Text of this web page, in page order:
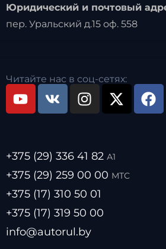
Юридический и почтовый
пер. Уральский д.15 оф. 558
Читайте нас в соц-сетях:
+375 (29) 336 41 82 А1
+375 (29) 259 00 00 МТС
+375 (17) 310 50 01
+375 (17) 319 50 00
info@autorul.by